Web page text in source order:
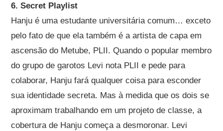
6. Secret Playlist
Hanju é uma estudante universitária comum… exceto
pelo fato de que ela também é a artista de capa em
ascensão do Metube, PLII. Quando o popular membro
do grupo de garotos Levi nota PLII e pede para
colaborar, Hanju fará qualquer coisa para esconder
sua identidade secreta. Mas à medida que os dois se
aproximam trabalhando em um projeto de classe, a
cobertura de Hanju começa a desmoronar. Levi